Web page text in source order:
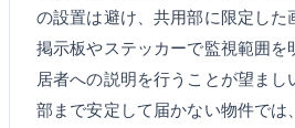
の設置は避け、共用部に限定した
掲示板やステッカーで監視範囲を
居者への説明を行うことが望ま
部まで安定して届かない物件で